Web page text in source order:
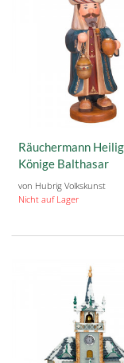
Räuchermann
Könige Balthasar
von Hubrig Volkskunst
Nicht auf Lager